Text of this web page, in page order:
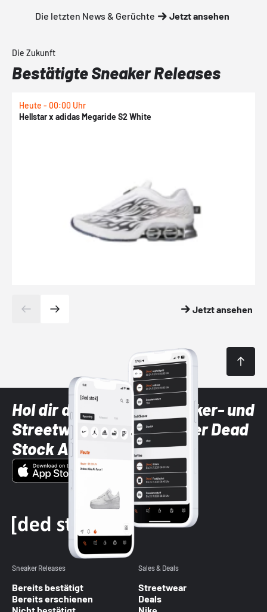
Die letzten News & Gerüchte Jetzt ansehen
Die Zukunft
Bestätigte Sneaker Releases
Heute - 00:00 Uhr
Hellstar x adidas Megaride S2 White
Jetzt ansehen
Hol dir die neuesten Sneaker- und
Streetwear-Brands mit der Dead
Stock App
Sneaker Releases
Bereits bestätigt
Bereits erschienen
Sales & Deals
Streetwear
Deals